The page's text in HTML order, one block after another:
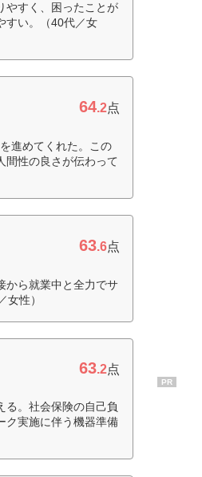
やすく、困ったことが
すい。（40代／女
64.2点
進めてくれた。この
間性の良さが伝わって
63.6点
から就業中と全力でサ
性）
63.2点
る。社会保険の自己負
ク実施に伴う機器準備
PR